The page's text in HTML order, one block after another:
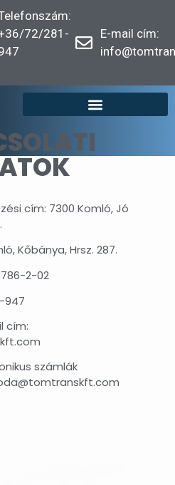
72/281-
E-mail cím:
cím: 7300 Komló, Jó
Kőbánya, Hrsz. 287.
2-02
947
cím:
számlák